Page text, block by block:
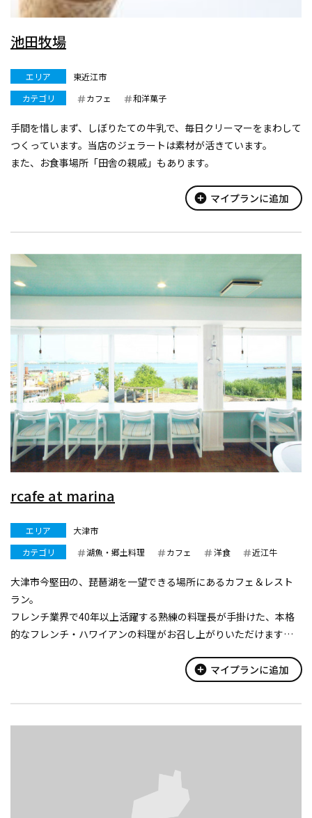
池田牧場
エリア
東近江市
カテゴリ
カフェ 和洋菓子
手間を惜しまず、しぼりたての牛乳で、毎日クリーマーをまわして
つくっています。当店のジェラートは素材が活きています。
また、お食事場所「田舎の親戚」もあります。
add_circle マイプランに追加
rcafe at marina
エリア
大津市
カテゴリ
湖魚・郷土料理 カフェ 洋食 近江牛
大津市今堅田の、琵琶湖を一望できる場所にあるカフェ＆レスト
ラン。
フレンチ業界で40年以上活躍する熟練の料理長が手掛けた、本格
的なフレンチ・ハワイアンの料理がお召し上がりいただけます。
add_circle マイプランに追加